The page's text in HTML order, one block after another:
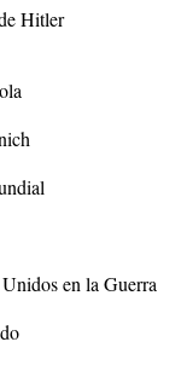
Hitler
en la Guerra